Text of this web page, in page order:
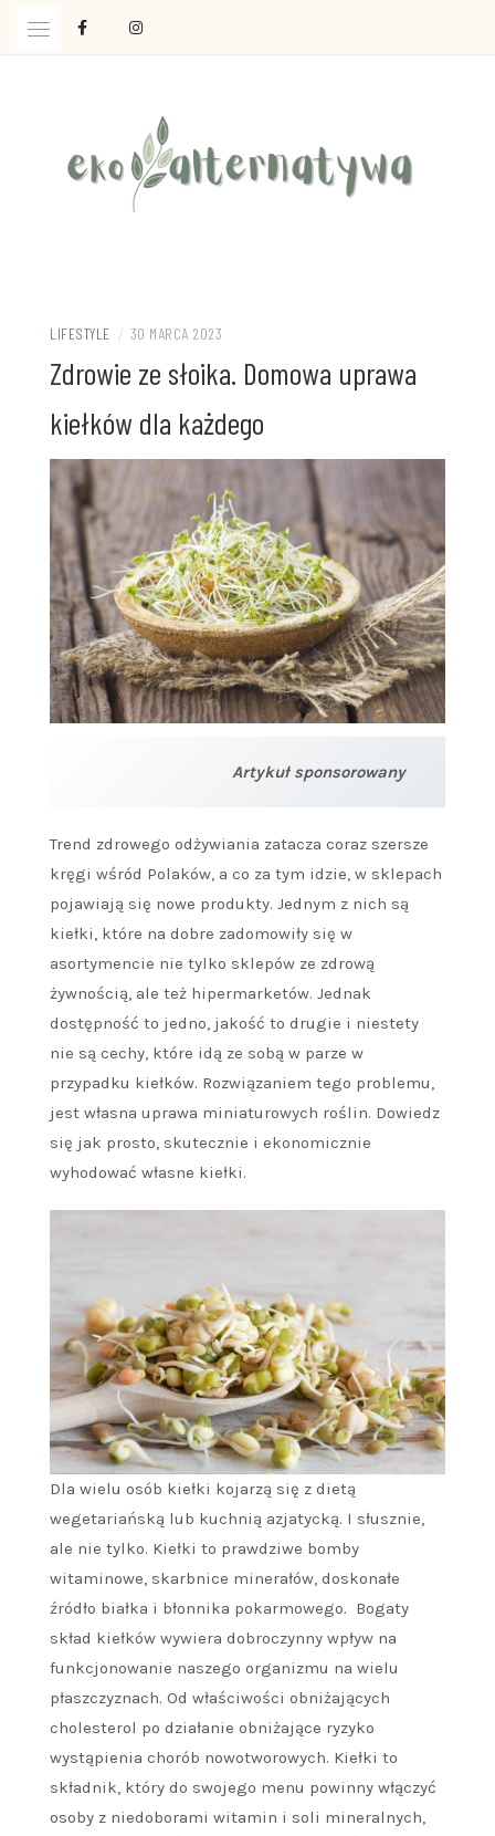
LIFESTYLE / 30 MARCA 2023
Zdrowie ze słoika. Domowa uprawa
kiełków dla każdego
Artykuł sponsorowany
Trend zdrowego odżywiania zatacza coraz szersze
kręgi wśród Polaków, a co za tym idzie, w sklepach
pojawiają się nowe produkty. Jednym z nich są
kiełki, które na dobre zadomowiły się w
asortymencie nie tylko sklepów ze zdrową
żywnością, ale też hipermarketów. Jednak
dostępność to jedno, jakość to drugie i niestety
nie są cechy, które idą ze sobą w parze w
przypadku kiełków. Rozwiązaniem tego problemu,
jest własna uprawa miniaturowych roślin. Dowiedz
się jak prosto, skutecznie i ekonomicznie
wyhodować własne kiełki.
Dla wielu osób kiełki kojarzą się z dietą
wegetariańską lub kuchnią azjatycką. I słusznie,
ale nie tylko. Kiełki to prawdziwe bomby
witaminowe, skarbnice minerałów, doskonałe
źródło białka i błonnika pokarmowego. Bogaty
skład kiełków wywiera dobroczynny wpływ na
funkcjonowanie naszego organizmu na wielu
płaszczyznach. Od właściwości obniżających
cholesterol po działanie obniżające ryzyko
wystąpienia chorób nowotworowych. Kiełki to
składnik, który do swojego menu powinny włączyć
osoby z niedoborami witamin i soli mineralnych,